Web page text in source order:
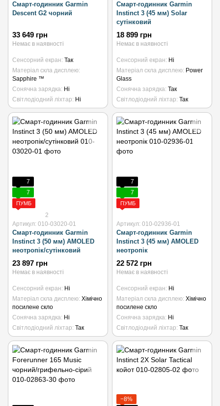
Смарт-годинник Garmin
Descent G2 чорний
33 649 грн
Немає в наявності
Сенсорний екран Так
Матеріал скла дисплею
Sapphire ™
Сонячна зарядка Ні
Світлодіодний ліхтар
Ні
Смарт-годинник Garmin
Instinct 3 (45 мм) Solar
сутінковий
18 899 грн
Немає в наявності
Сенсорний екран
Ні
Матеріал скла дисплею Power
Glass
Сонячна зарядка Так
Світлодіодний ліхтар Так
7
7
ПУМБ
2
Артикул: 010-03020-01
Смарт-годинник Garmin
Instinct 3 (50 мм) AMOLED
неотропік/сутінковий
23 897 грн
Немає в наявності
Сенсорний екран Ні
Матеріал скла дисплею Хімічно
посилене скло
Сонячна зарядка Ні
Світлодіодний ліхтар Так
7
7
ПУМБ
Артикул: 010-02936-01
Смарт-годинник Garmin
Instinct 3 (45 мм) AMOLED
неотропік
22 572 грн
Немає в наявності
Сенсорний екран Ні
Матеріал скла дисплею Хімічно
посилене скло
Сонячна зарядка Ні
Світлодіодний ліхтар Так
−8%